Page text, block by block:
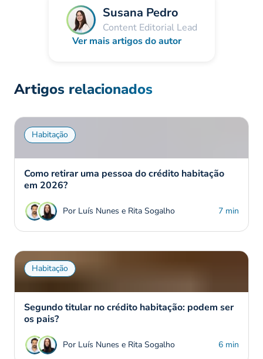
Susana Pedro
Content Editorial Lead
Ver mais artigos do autor
Artigos relacionados
Habitação
Como retirar uma pessoa do crédito habitação
em 2026?
Por Luís Nunes e Rita Sogalho 7 min
Habitação
Segundo titular no crédito habitação: podem ser
os pais?
Por Luís Nunes e Rita Sogalho 6 min